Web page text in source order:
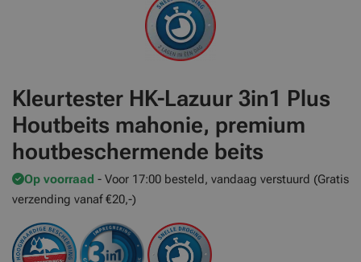
Kleurtester HK-Lazuur 3in1 Plus
Houtbeits mahonie, premium
houtbeschermende beits
Op voorraad - Voor 17:00 besteld, vandaag verstuurd (Gratis
verzending vanaf €20,-)